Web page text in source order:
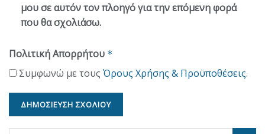
μου σε αυτόν τον πλοηγό για την επόμενη φορά
που θα σχολιάσω.
Πολιτική Απορρήτου *
Συμφωνώ με τους Όρους Χρήσης & Προϋποθέσεις.